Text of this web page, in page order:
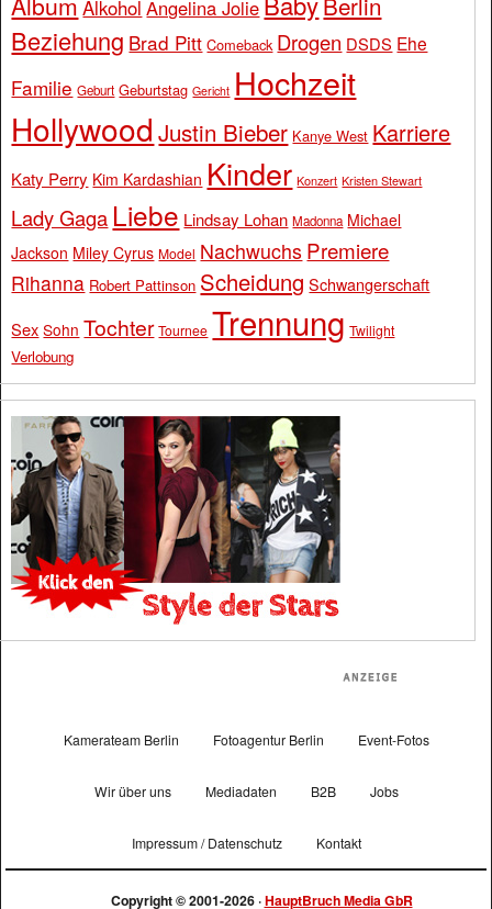
Alkohol Angelina Jolie
Beziehung Brad Pitt Comeback Drogen DSDS Ehe
Familie Geburt Geburtstag Gericht Hochzeit
Hollywood Justin Bieber Kanye West Karriere
Katy Perry Kim Kardashian Kinder Konzert Kristen Stewart
Lady Gaga Liebe Lindsay Lohan Madonna Michael
Jackson Miley Cyrus Model Nachwuchs Premiere
Rihanna Robert Pattinson Scheidung Schwangerschaft
Sex Sohn Tochter Tournee Trennung Twilight
Verlobung
Kamerateam Berlin Fotoagentur Berlin Event-Fotos
Wir über uns Mediadaten B2B Jobs
Impressum / Datenschutz Kontakt
Copyright © 2001-2026 ·HauptBruch Media GbR